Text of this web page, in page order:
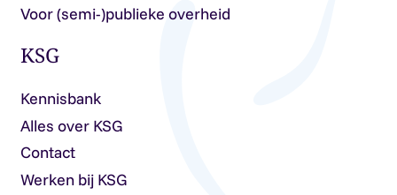
Voor (semi-)publieke overheid
KSG
Kennisbank
Alles over KSG
Contact
Werken bij KSG